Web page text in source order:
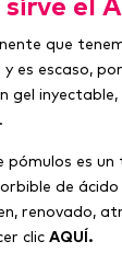
que
es escaso,
gel
pómulos es
de
renovado,
clic AQUÍ.